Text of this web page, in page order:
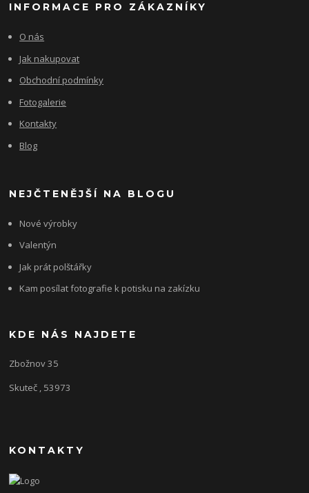
INFORMACE PRO ZÁKAZNÍKY
O nás
Jak nakupovat
Obchodní podmínky
Fotogalerie
Kontakty
Blog
NEJČTENĚJŠÍ NA BLOGU
Nové výrobky
Valentýn
Jak prát polštářky
Kam posílat fotografie k potisku na zakízku
KDE NÁS NAJDETE
Zbožnov 35
Skuteč , 53973
KONTAKTY